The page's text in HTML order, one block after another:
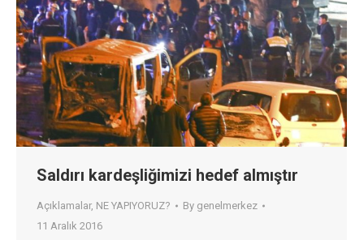
Saldırı kardeşliğimizi hedef almıştır
Açıklamalar, NE YAPIYORUZ? By genelmerkez
11 Aralık 2016